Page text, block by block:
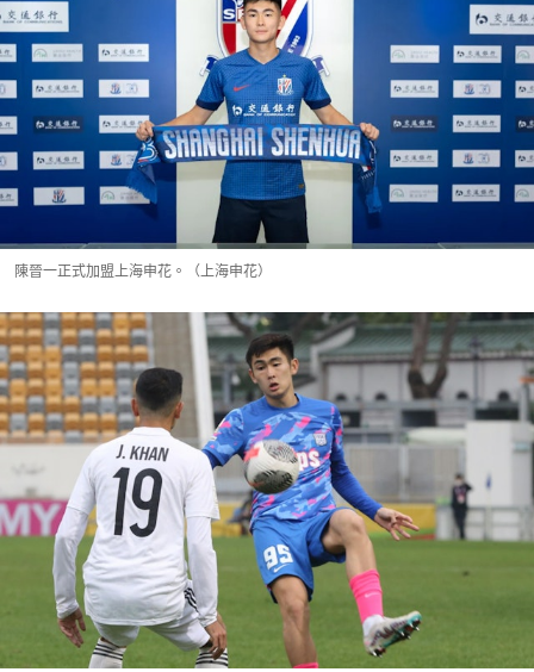
陳晉一正式加盟上海申花。（上海申花）